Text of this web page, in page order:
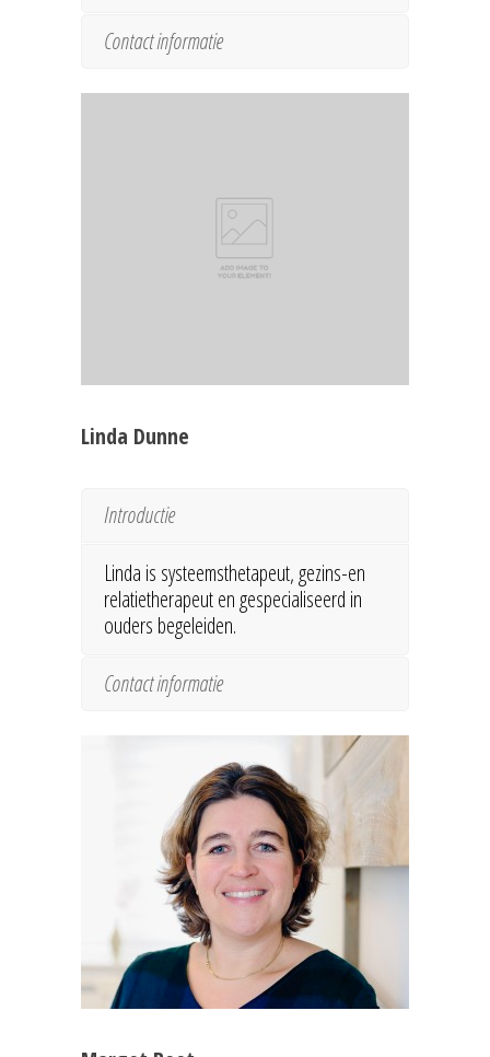
Contact informatie
Linda Dunne
Introductie
Linda is systeemsthetapeut, gezins-en
relatietherapeut en gespecialiseerd in
ouders begeleiden.
Contact informatie